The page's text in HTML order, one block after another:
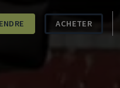
ACHETER